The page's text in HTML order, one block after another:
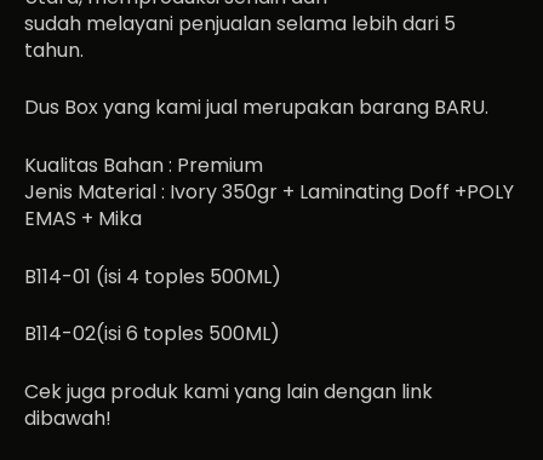
sudah melayani penjualan selama lebih dari 5
tahun.
Dus Box yang kami jual merupakan barang BARU.
Kualitas Bahan : Premium
Jenis Material : Ivory 350gr + Laminating Doff +POLY
EMAS + Mika
B114-01 (isi 4 toples 500ML)
B114-02(isi 6 toples 500ML)
Cek juga produk kami yang lain dengan link
dibawah!